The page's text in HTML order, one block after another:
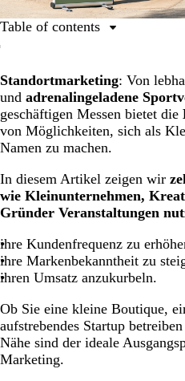
Standortmarketing: Von
und adrenalingeladene
geschäftigen Messen bietet die
von Möglichkeiten, sich als
Namen zu machen.
In diesem Artikel zeigen wir
wie Kleinunternehmen,
Gründer Veranstaltungen
ihre Kundenfrequenz zu
ihre Markenbekanntheit zu
ihren Umsatz anzukurbeln.
Ob Sie eine kleine Boutique,
aufstrebendes Startup
Nähe sind der ideale
Marketing.
Table of contents
Warum ist
Events so wichtig für
Mehr Kunden? 10
großen und kleinen Events
Lokale
Veranstaltungen
Die Brücke schlagen
Online-Marketing